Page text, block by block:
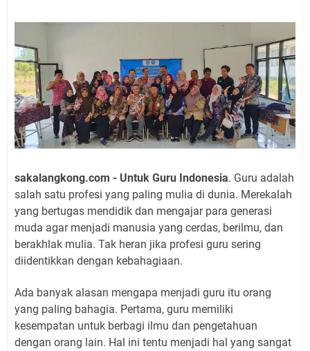
sakalangkong.com - Untuk Guru Indonesia. Guru adalah
salah satu profesi yang paling mulia di dunia. Merekalah
yang bertugas mendidik dan mengajar para generasi
muda agar menjadi manusia yang cerdas, berilmu, dan
berakhlak mulia. Tak heran jika profesi guru sering
diidentikkan dengan kebahagiaan.
Ada banyak alasan mengapa menjadi guru itu orang
yang paling bahagia. Pertama, guru memiliki
kesempatan untuk berbagi ilmu dan pengetahuan
dengan orang lain. Hal ini tentu menjadi hal yang sangat